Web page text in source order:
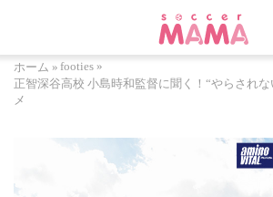
ホーム » footies »
正智深谷高校 小島時和監督に聞く！“やらされ
メ